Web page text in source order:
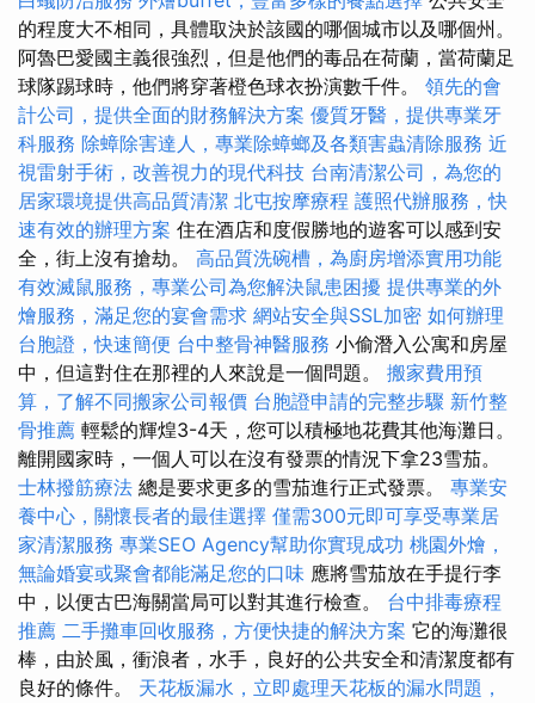
的程度大不相同，具體取決於該國的哪個城市以及哪個州。
阿魯巴愛國主義很強烈，但是他們的毒品在荷蘭，當荷蘭足
球隊踢球時，他們將穿著橙色球衣扮演數千件。 領先的會
計公司，提供全面的財務解決方案 優質牙醫，提供專業牙
科服務 除蟑除害達人，專業除蟑螂及各類害蟲清除服務 近
視雷射手術，改善視力的現代科技 台南清潔公司，為您的
居家環境提供高品質清潔 北屯按摩療程 護照代辦服務，快
速有效的辦理方案 住在酒店和度假勝地的遊客可以感到安
全，街上沒有搶劫。 高品質洗碗槽，為廚房增添實用功能
有效滅鼠服務，專業公司為您解決鼠患困擾 提供專業的外
燴服務，滿足您的宴會需求 網站安全與SSL加密 如何辦理
台胞證，快速簡便 台中整骨神醫服務 小偷潛入公寓和房屋
中，但這對住在那裡的人來說是一個問題。 搬家費用預
算，了解不同搬家公司報價 台胞證申請的完整步驟 新竹整
骨推薦 輕鬆的輝煌3-4天，您可以積極地花費其他海灘日。
離開國家時，一個人可以在沒有發票的情況下拿23雪茄。
士林撥筋療法 總是要求更多的雪茄進行正式發票。 專業安
養中心，關懷長者的最佳選擇 僅需300元即可享受專業居
家清潔服務 專業SEO Agency幫助你實現成功 桃園外燴，
無論婚宴或聚會都能滿足您的口味 應將雪茄放在手提行李
中，以便古巴海關當局可以對其進行檢查。 台中排毒療程
推薦 二手攤車回收服務，方便快捷的解決方案 它的海灘很
棒，由於風，衝浪者，水手，良好的公共安全和清潔度都有
良好的條件。 天花板漏水，立即處理天花板的漏水問題，